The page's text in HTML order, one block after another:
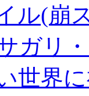
ル(崩
ガリ
世界